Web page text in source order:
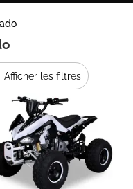
Afficher les filtres